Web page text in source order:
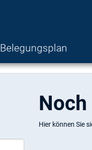
Belegungsplan
Hier können Sie